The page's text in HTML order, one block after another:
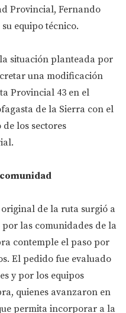
Provincial, Fernando
equipo técnico.
situación planteada por
una modificación
Provincial 43 en el
de la Sierra con el
los sectores
de la ruta surgió a
las comunidades de la
contemple el paso por
El pedido fue evaluado
y por los equipos
quienes avanzaron en
permita incorporar a la